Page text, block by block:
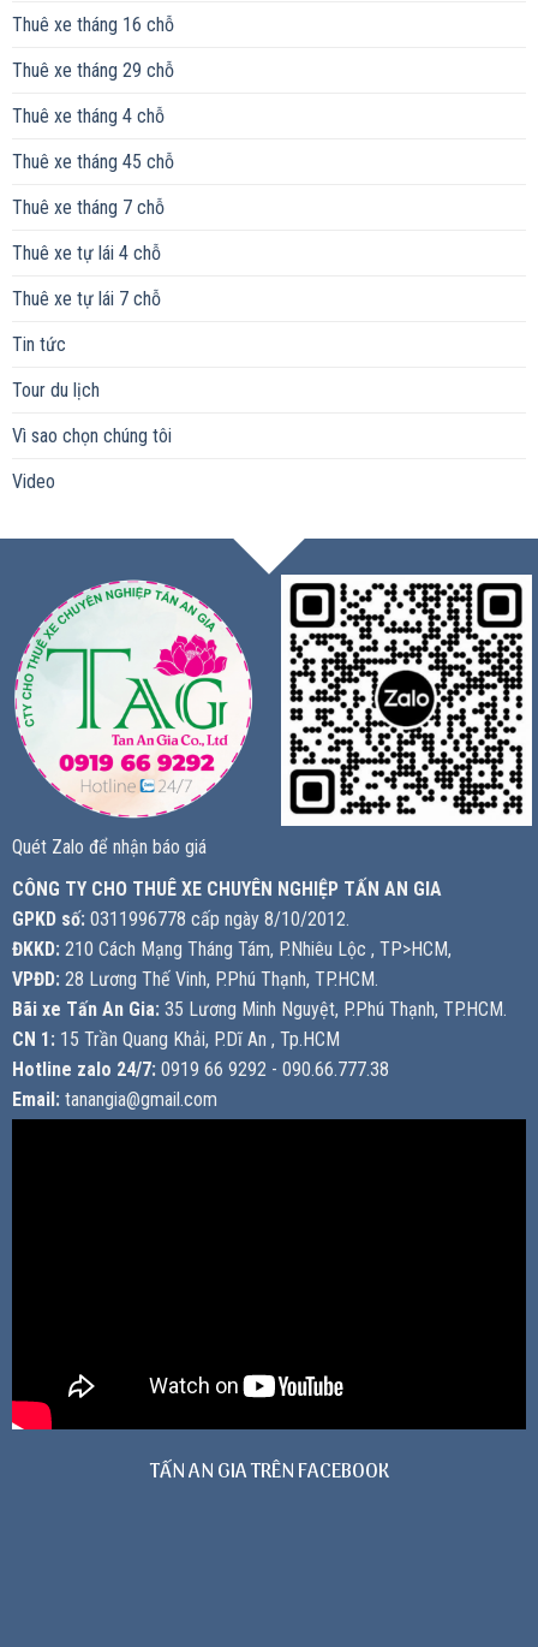
Thuê xe tháng 16 chỗ
Thuê xe tháng 29 chỗ
Thuê xe tháng 4 chỗ
Thuê xe tháng 45 chỗ
Thuê xe tháng 7 chỗ
Thuê xe tự lái 4 chỗ
Thuê xe tự lái 7 chỗ
Tin tức
Tour du lịch
Vì sao chọn chúng tôi
Video
Quét Zalo để nhận báo giá
CÔNG TY CHO THUÊ XE CHUYÊN NGHIỆP TẤN AN GIA
GPKD số: 0311996778 cấp ngày 8/10/2012.
ĐKKD: 210 Cách Mạng Tháng Tám, P.Nhiêu Lộc , TP>HCM,
VPĐD: 28 Lương Thế Vinh, P.Phú Thạnh, TP.HCM.
Bãi xe Tấn An Gia: 35 Lương Minh Nguyệt, P.Phú Thạnh, TP.HCM.
CN 1: 15 Trần Quang Khải, P.Dĩ An , Tp.HCM
Hotline zalo 24/7: 0919 66 9292 - 090.66.777.38
Email: tanangia@gmail.com
TẤN AN GIA TRÊN FACEBOOK